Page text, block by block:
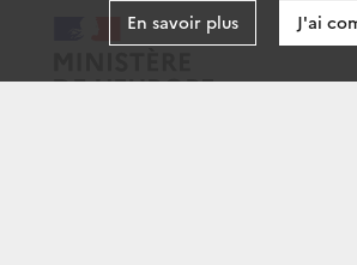
En savoir plus J'ai